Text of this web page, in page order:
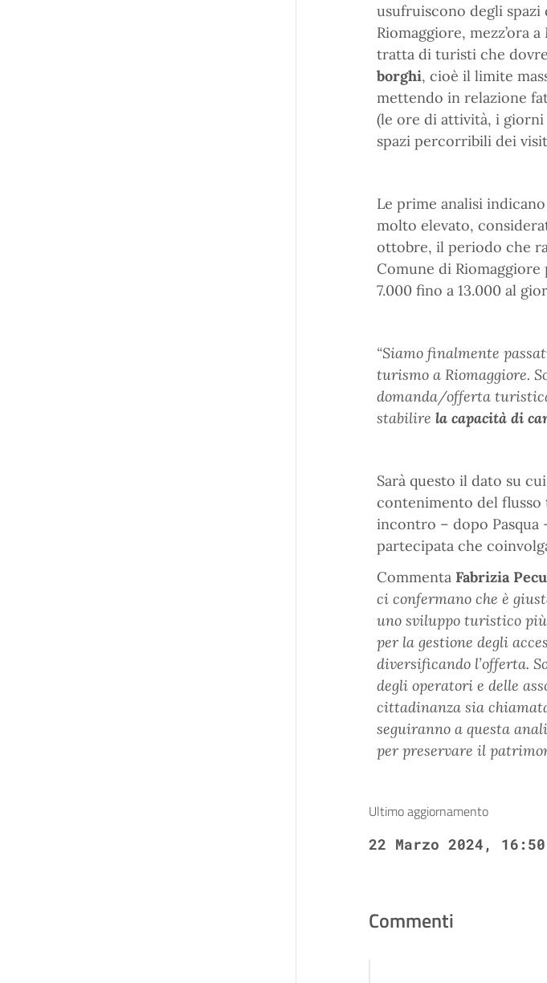
usufruiscono degli
Riomaggiore, mezz’ora
tratta di turisti che
borghi, cioè il limite
mettendo in relazione
(le ore di attività, i giorni
spazi percorribili dei
Le prime analisi
molto elevato,
ottobre, il periodo che
Comune di
7.000 fino a 13.000 al
“Siamo finalmente
turismo a Riomaggiore.
domanda/offerta
stabilire la capacità di
Sarà questo il dato su
contenimento del flusso
incontro – dopo Pasqua
partecipata che
Commenta Fabrizia
ci confermano che è
uno sviluppo turistico
per la gestione degli
diversificando l’offerta.
degli operatori e delle
cittadinanza sia
seguiranno a questa
per preservare il
Ultimo aggiornamento
22 Marzo 2024, 16:50
Commenti